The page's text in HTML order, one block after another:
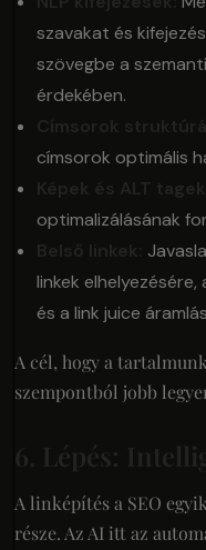
szavakat és
szövegbe a
érdekében.
Címsorok
címsorok optimális
Képek és ALT tagek:
optimalizálásának
Belső linkek:
linkek
és a link juice
A cél, hogy a
szempontból jobb
6. Lépés:
A linképítés a SEO
része. Az AI itt az